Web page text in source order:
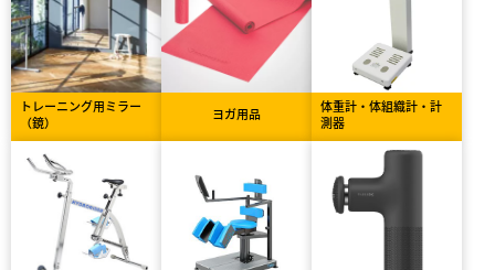
トレーニング用ミラー
（鏡）
ヨガ用品
体重計・体組織計・計
測器